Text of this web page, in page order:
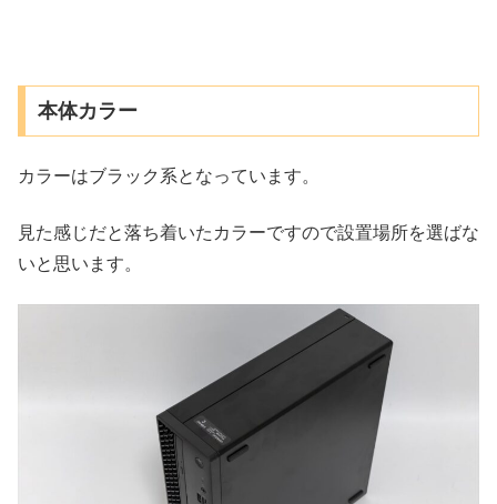
本体カラー
カラーはブラック系となっています。
見た感じだと落ち着いたカラーですので設置場所を選ばな
いと思います。